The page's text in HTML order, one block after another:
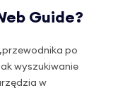
Guide?
po
wyszukiwanie
w